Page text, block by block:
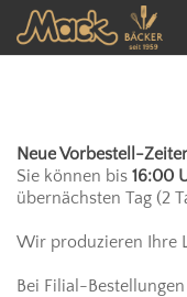
Neue Vorbestell-
Sie können bis 16:00
übernächsten Tag (2
Wir produzieren Ihre
Bei Filial-
Cookie-Einstellungen